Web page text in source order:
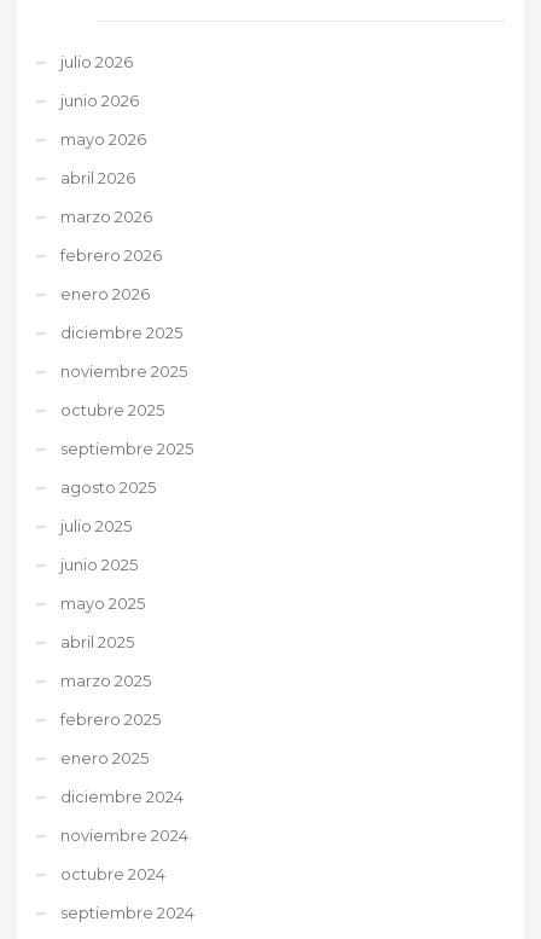
julio 2026
junio 2026
mayo 2026
abril 2026
marzo 2026
febrero 2026
enero 2026
diciembre 2025
noviembre 2025
octubre 2025
septiembre 2025
agosto 2025
julio 2025
junio 2025
mayo 2025
abril 2025
marzo 2025
febrero 2025
enero 2025
diciembre 2024
noviembre 2024
octubre 2024
septiembre 2024